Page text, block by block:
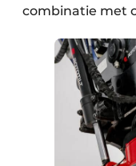
combinatie met